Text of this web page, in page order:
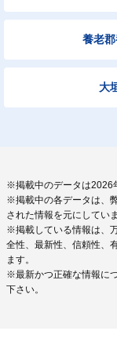
養老
大
※掲載中のデータは2026
※掲載中の各データは、
された情報を元にしていま
※掲載している情報は、
全性、最新性、信頼性、
ます。
※最新かつ正確な情報に
下さい。